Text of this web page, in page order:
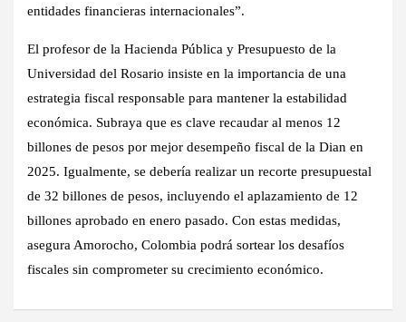
entidades financieras internacionales”.
El profesor de la Hacienda Pública y Presupuesto de la
Universidad del Rosario insiste en la importancia de una
estrategia fiscal responsable para mantener la estabilidad
económica. Subraya que es clave recaudar al menos 12
billones de pesos por mejor desempeño fiscal de la Dian en
2025. Igualmente, se debería realizar un recorte presupuestal
de 32 billones de pesos, incluyendo el aplazamiento de 12
billones aprobado en enero pasado. Con estas medidas,
asegura Amorocho, Colombia podrá sortear los desafíos
fiscales sin comprometer su crecimiento económico.